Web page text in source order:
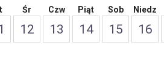
Śr
12
Czw
13
Piąt
14
Sob
15
Niedz
16